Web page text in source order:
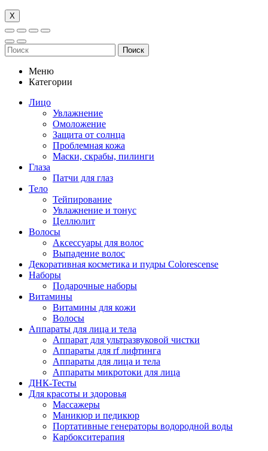
Х
Поиск
Меню
Категории
Лицо
Увлажнение
Омоложение
Защита от солнца
Проблемная кожа
Маски, скрабы, пилинги
Глаза
Патчи для глаз
Тело
Тейпирование
Увлажнение и тонус
Целлюлит
Волосы
Аксессуары для волос
Выпадение волос
Декоративная косметика и пудры Colorescense
Наборы
Подарочные наборы
Витамины
Витамины для кожи
Волосы
Аппараты для лица и тела
Аппарат для ультразвуковой чистки
Аппараты для rf лифтинга
Аппараты для лица и тела
Аппараты микротоки для лица
ДНК-Тесты
Для красоты и здоровья
Массажеры
Маникюр и педикюр
Портативные генераторы водородной воды
Карбокситерапия